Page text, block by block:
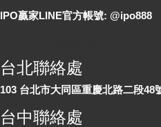
IPO贏家LINE官方帳號: @ipo888
台北聯絡處
103 台北市大同區重慶北路二段48
台中聯絡處